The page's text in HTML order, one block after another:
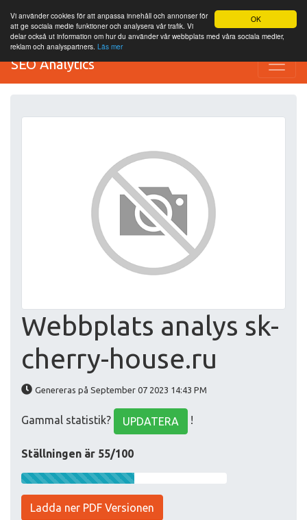
OK
Vi använder cookies för att anpassa innehåll och annonser för
att ge sociala medie funktioner och analysera vår trafik. Vi
delar också ut information om hur du använder vår webbplats med våra sociala medier,
reklam och analyspartners. Läs mer
SEO Analytics
Webbplats analys sk-
cherry-house.ru
Genereras på September 07 2023 14:43 PM
Gammal statistik? UPDATERA !
Ställningen är 55/100
Ladda ner PDF Versionen